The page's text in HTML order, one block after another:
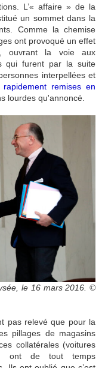
L’« affaire » de la
un sommet dans la
Comme la chemise
ont provoqué un effet
ouvrant la voie aux
qui furent par la suite
interpellées et
rapidement remises en
lourdes qu'annoncé.
le 16 mars 2016. ©
pas relevé que pour la
pillages de magasins
collatérales (voitures
ont de tout temps